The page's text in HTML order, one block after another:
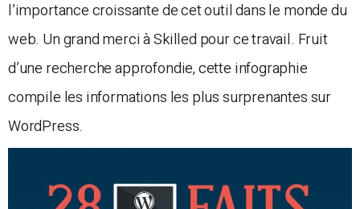
l’importance croissante de cet outil dans le monde du
web. Un grand merci à Skilled pour ce travail. Fruit
d’une recherche approfondie, cette infographie
compile les informations les plus surprenantes sur
WordPress.